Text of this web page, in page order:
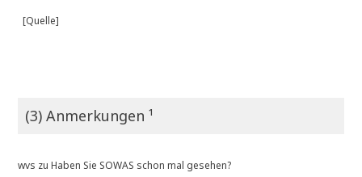
[Quelle]
(3) Anmerkungen ¹
wvs zuHaben Sie SOWAS schon mal gesehen?